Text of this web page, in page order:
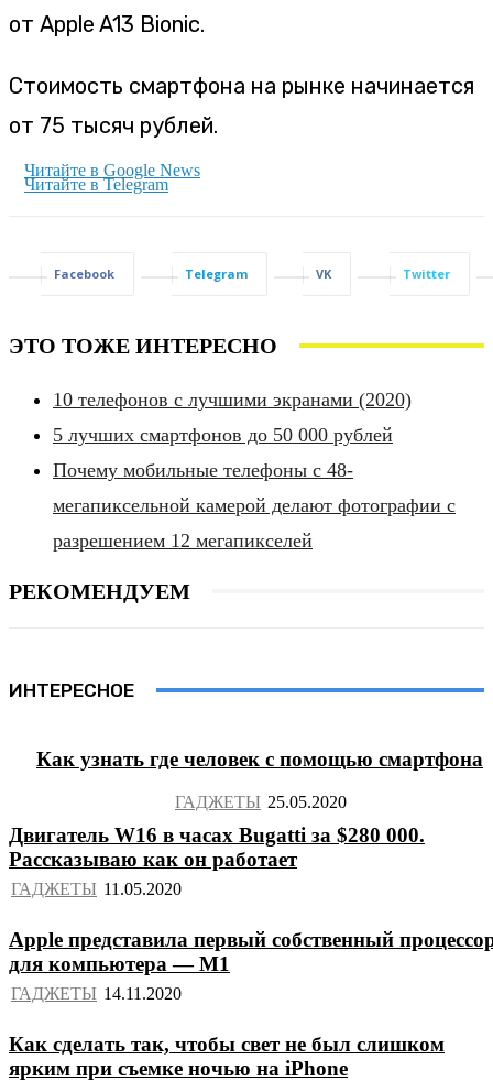
от Apple A13 Bionic.
Стоимость смартфона на рынке начинается
от 75 тысяч рублей.
Читайте в Google News
Читайте в Telegram
Facebook Telegram VK Twitter
ЭТО ТОЖЕ ИНТЕРЕСНО
10 телефонов с лучшими экранами (2020)
5 лучших смартфонов до 50 000 рублей
Почему мобильные телефоны с 48-
мегапиксельной камерой делают фотографии с
разрешением 12 мегапикселей
РЕКОМЕНДУЕМ
ИНТЕРЕСНОЕ
Как узнать где человек с помощью смартфона
ГАДЖЕТЫ
Двигатель W16 в часах Bugatti за $280 000.
Рассказываю как он работает
ГАДЖЕТЫ
Apple представила первый собственный
для компьютера — M1
ГАДЖЕТЫ
Как сделать так, чтобы свет не был слишком
ярким при съемке ночью на iPhone